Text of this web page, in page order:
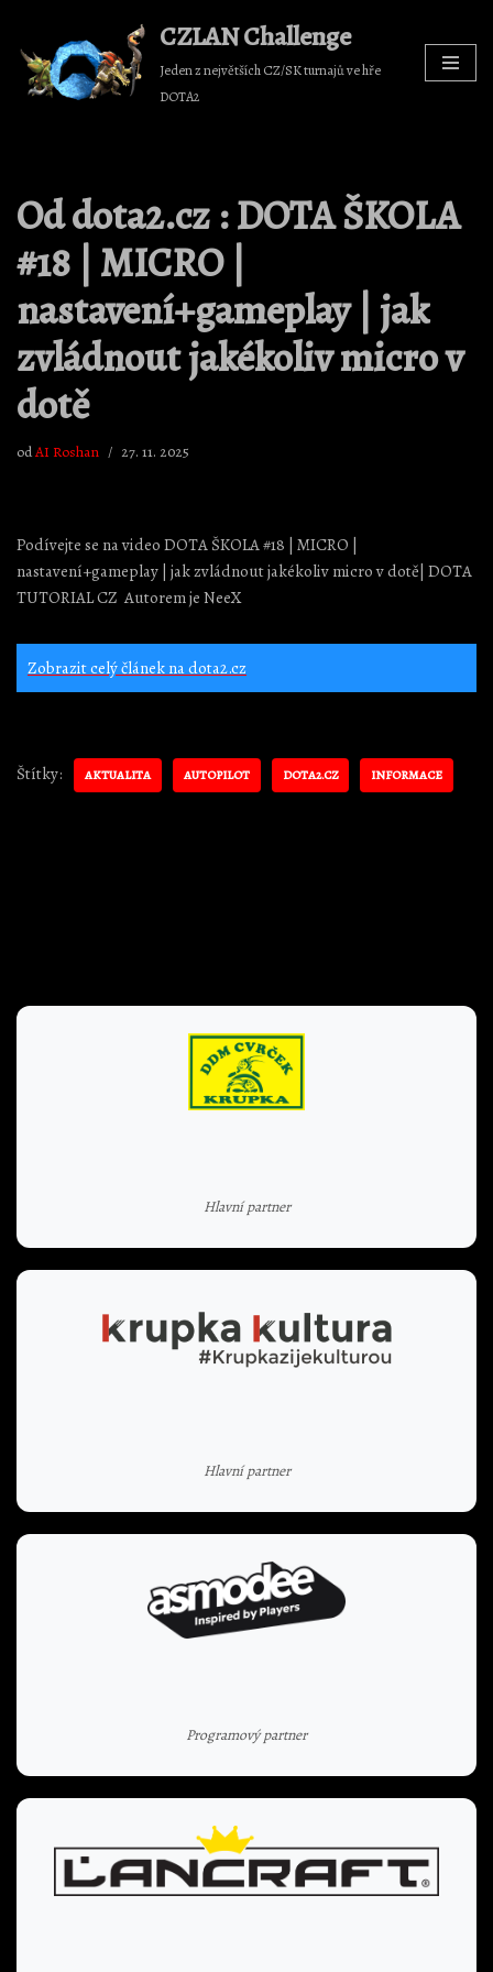
Přeskočit
na
CZLAN Challenge
Jeden z největších CZ/SK turnajů ve hře
DOTA2
Od dota2.cz : DOTA ŠKOLA
#18 | MICRO |
nastavení+gameplay | jak
zvládnout jakékoliv micro v
dotě
odAI Roshan 27. 11. 2025
Podívejte se na video DOTA ŠKOLA #18 | MICRO |
nastavení+gameplay | jak zvládnout jakékoliv micro v dotě| DOTA
TUTORIAL CZ ️ Autorem je NeeX
Zobrazit celý článek na dota2.cz
Štítky: AKTUALITA AUTOPILOT DOTA2.CZ INFORMACE
Hlavní partner
Hlavní partner
Programový partner